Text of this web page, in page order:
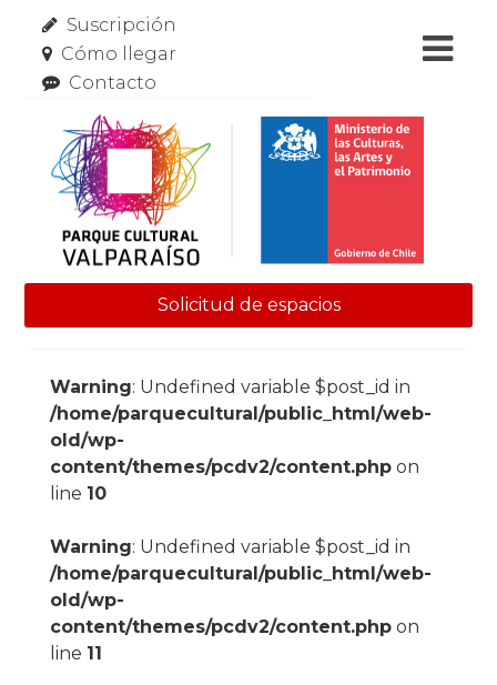
Suscripción
Cómo llegar
Contacto
Solicitud de espacios
Warning: Undefined variable $post_id in
/home/parquecultural/public_html/web-
old/wp-
content/themes/pcdv2/content.phpon
line 10
Warning: Undefined variable $post_id in
/home/parquecultural/public_html/web-
old/wp-
content/themes/pcdv2/content.phpon
line 11